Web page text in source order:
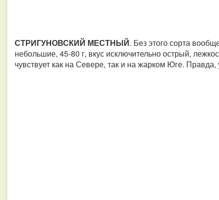
СТРИГУНОВСКИЙ МЕСТНЫЙ. Без этого сорта
небольшие, 45-80 г, вкус исключительно острый,
чувствует как на Севере, так и на жарком Юге.